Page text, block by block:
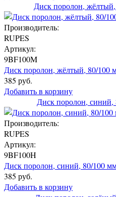
Диск поролон,
Производитель:
RUPES
Артикул:
9BF100M
Диск поролон, жёлтый, 80/100
385 руб.
Добавить в корзину
Диск поролон,
Производитель:
RUPES
Артикул:
9BF100H
Диск поролон, синий, 80/100
385 руб.
Добавить в корзину